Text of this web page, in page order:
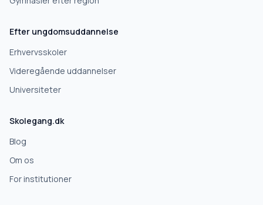
Efter ungdomsuddannelse
Erhvervsskoler
Videregående uddannelser
Universiteter
Skolegang.dk
Blog
Om os
For institutioner